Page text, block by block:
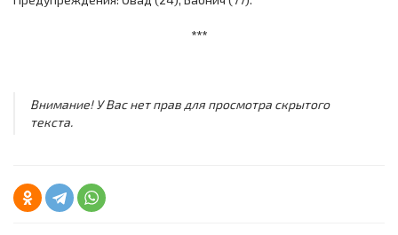
***
Внимание! У Вас нет прав для просмотра скрытого
текста.